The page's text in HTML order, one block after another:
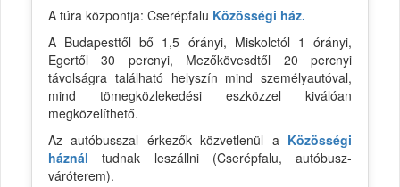
A túra központja: Cserépfalu Közösségi ház.
A Budapesttől bő 1,5 órányi, Miskolctól 1 órányi,
Egertől 30 percnyi, Mezőkövesdtől 20 percnyi
távolságra található helyszín mind személyautóval,
mind tömegközlekedési eszközzel kiválóan
megközelíthető.
Az autóbusszal érkezők közvetlenül a Közösségi
háznál tudnak leszállni (Cserépfalu, autóbusz-
váróterem).